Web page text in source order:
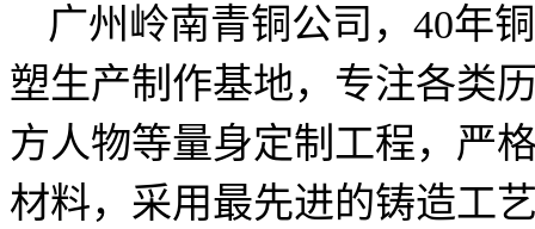
广州 岭南青铜 公司 ， 40年铜
塑生产制作基地， 专注各类
方人物等量身定制工程，严
材料，采用最先进的铸造工